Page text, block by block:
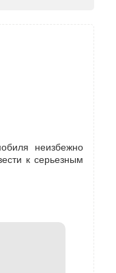
неизбежно
к серьезным